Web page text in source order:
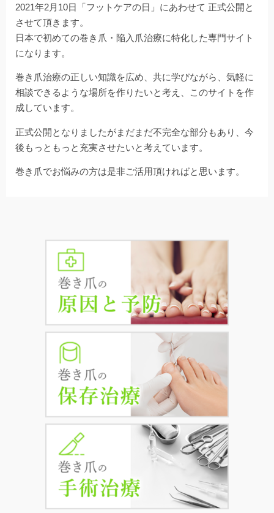
2021年2月10日「フットケアの日」にあわせて 正式公開と
させて頂きます。
日本で初めての巻き爪・陥入爪治療に特化した専門サイト
になります。
巻き爪治療の正しい知識を広め、共に学びながら、気軽に
相談できるような場所を作りたいと考え、このサイトを作
成しています。
正式公開となりましたがまだまだ不完全な部分もあり、今
後もっともっと充実させたいと考えています。
巻き爪でお悩みの方は是非ご活用頂ければと思います。